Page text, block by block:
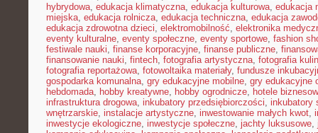
hybrydowa, edukacja klimatyczna, edukacja kulturowa, edukacja
miejska, edukacja rolnicza, edukacja techniczna, edukacja
edukacja zdrowotna dzieci, elektromobilność, elektronika
eventy kulturalne, eventy społeczne, eventy sportowe, fashion
festiwale nauki, finanse korporacyjne, finanse publiczne,
finansowanie nauki, fintech, fotografia artystyczna, fotografia
fotografia reportażowa, fotowoltaika materiały, fundusze
gospodarka komunalna, gry edukacyjne mobilne, gry edukacyjne
hebdomada, hobby kreatywne, hobby ogrodnicze, hotele
infrastruktura drogowa, inkubatory przedsiębiorczości, inkubatory
wnętrzarskie, instalacje artystyczne, inwestowanie małych kwot,
inwestycje ekologiczne, inwestycje społeczne, jachty luksusowe,